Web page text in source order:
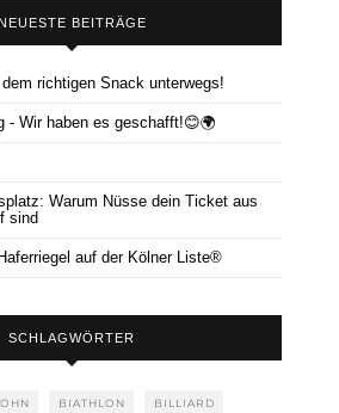
NEUESTE BEITRÄGE
richtigen Snack unterwegs!
- Wir haben es geschafft!😊🌍
Warum Nüsse dein Ticket aus
sind
auf der Kölner Liste®
SCHLAGWÖRTER
BIATHLON BILLIARD